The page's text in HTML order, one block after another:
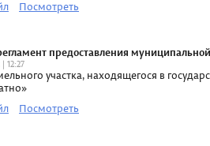
Посмотреть
предоставления
12:27
участка, находящегося в
Посмотреть